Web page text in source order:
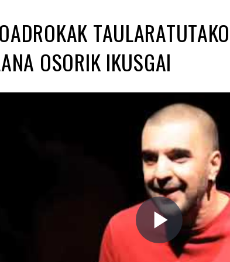
TAULARATUTAKO
OSORIK IKUSGAI